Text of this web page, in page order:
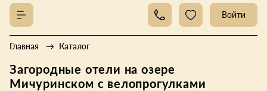
Войти
Главная Каталог
Загородные отели на озере
Мичуринском с велопрогулками